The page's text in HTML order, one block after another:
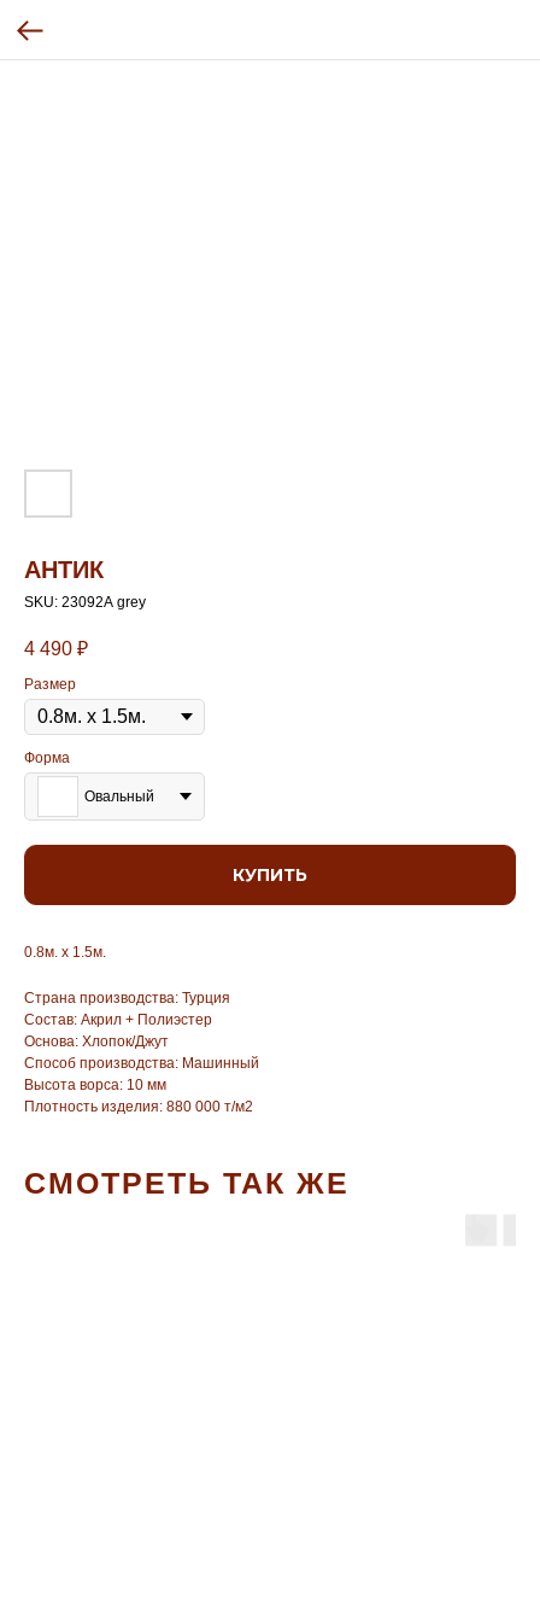
АНТИК
SKU: 23092А grey
4 490 ₽
Размер
Форма
Овальный
КУПИТЬ
0.8м. х 1.5м.
Страна производства: Турция
Состав: Акрил + Полиэстер
Основа: Хлопок/Джут
Способ производства: Машинный
Высота ворса: 10 мм
Плотность изделия: 880 000 т/м2
СМОТРЕТЬ ТАК ЖЕ